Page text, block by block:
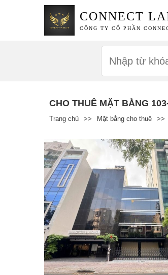
CONNECT
CÔNG TY CỔ PHẦN
CHO THUÊ MẶT BẰNG
Trang chủ >> Mặt bằng cho thuê >>